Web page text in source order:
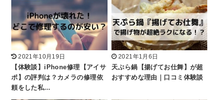
2021年10月19日
【体験談】iPhone修理【アイサ
ポ】の評判は？カメラの修理依
頼をした私…
2021年1月6日
天ぷら鍋【揚げてお仕舞】が超
おすすめな理由｜口コミ体験談